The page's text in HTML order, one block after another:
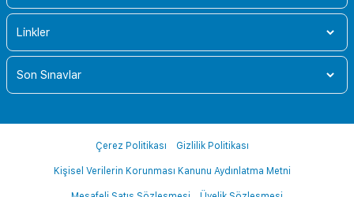
Linkler
Son Sınavlar
Çerez Politikası Gizlilik Politikası
Kişisel Verilerin Korunması Kanunu Aydınlatma Metni